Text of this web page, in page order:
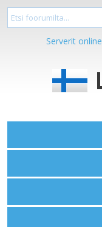
Serverit online